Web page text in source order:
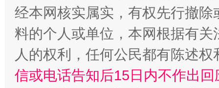
经本网核实属实，有权先行撤
料的个人或单位，本网根据有
人的权利，任何公民都有陈述
信或电话告知后15日内不作出